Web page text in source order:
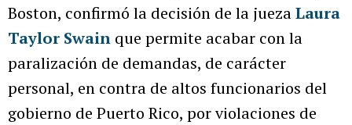
Boston, confirmó la decisión de la juezaLaura
Taylor Swain que permite acabar con la
paralización de demandas, de carácter
personal, en contra de altos funcionarios del
gobierno de Puerto Rico, por violaciones de